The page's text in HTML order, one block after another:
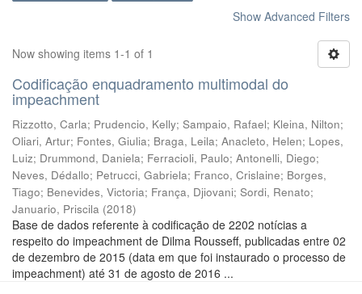
Show Advanced Filters
Now showing items 1-1 of 1
Codificação enquadramento multimodal do
impeachment
Rizzotto, Carla; Prudencio, Kelly; Sampaio, Rafael; Kleina, Nilton;
Oliari, Artur; Fontes, Giulia; Braga, Leila; Anacleto, Helen; Lopes,
Luiz; Drummond, Daniela; Ferracioli, Paulo; Antonelli, Diego;
Neves, Dédallo; Petrucci, Gabriela; Franco, Crislaine; Borges,
Tiago; Benevides, Victoria; França, Djiovani; Sordi, Renato;
Januario, Priscila (2018)
Base de dados referente à codificação de 2202 notícias a
respeito do impeachment de Dilma Rousseff, publicadas entre 02
de dezembro de 2015 (data em que foi instaurado o processo de
impeachment) até 31 de agosto de 2016 ...